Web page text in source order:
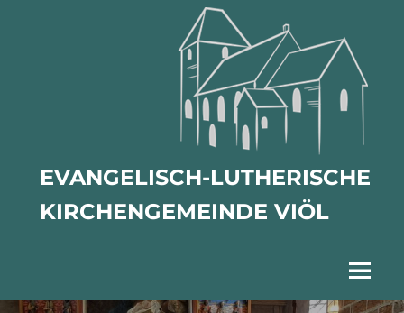
EVANGELISCH-LUTHERISCHE
KIRCHENGEMEINDE VIÖL
Menu